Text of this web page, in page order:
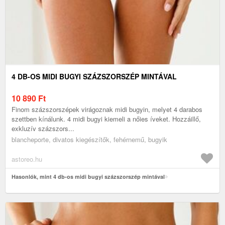
4 DB-OS MIDI BUGYI SZÁZSZORSZÉP MINTÁVAL
10 890 Ft
Finom százszorszépek virágoznak midi bugyin, melyet 4 darabos
szettben kínálunk. 4 midi bugyi kiemeli a nőies íveket. Hozzáillő,
exkluzív százszors...
blancheporte, divatos kiegészítők, fehérnemű, bugyik
astoreo.hu
Hasonlók, mint 4 db-os midi bugyi százszorszép mintával